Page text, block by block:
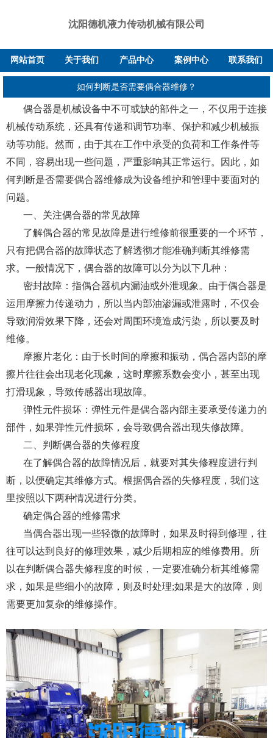
沈阳德机液力传动机械有限公司
网站首页 关于我们 产品中心 案例中心 联系我们
如何判断是否需要偶合器维修？
偶合器是机械设备中不可或缺的部件之一，不仅用于连接
机械传动系统，还具有传递和调节功率、保护和减少机械振
动等功能。然而，由于其在工作中承受的负荷和工作条件等
不同，容易出现一些问题，严重影响其正常运行。因此，如
何判断是否需要偶合器维修成为设备维护和管理中要面对的
问题。
一、关注偶合器的常见故障
了解偶合器的常见故障是进行维修前很重要的一个环节，
只有把偶合器的故障状态了解透彻才能准确判断其维修需
求。一般情况下，偶合器的故障可以分为以下几种：
密封故障：指偶合器机内漏油或外泄现象。由于偶合器是
运用摩擦力传递动力，所以当内部油渗漏或泄露时，不仅会
导致润滑效果下降，还会对周围环境造成污染，所以要及时
维修。
摩擦片老化：由于长时间的摩擦和振动，偶合器内部的摩
擦片往往会出现老化现象，这时摩擦系数会变小，甚至出现
打滑现象，导致传感器出现故障。
弹性元件损坏：弹性元件是偶合器内部主要承受传递力的
部件，如果弹性元件损坏，会导致偶合器出现失修故障。
二、判断偶合器的失修程度
在了解偶合器的故障情况后，就要对其失修程度进行判
断，以便确定其维修方式。根据偶合器的失修程度，我们这
里按照以下两种情况进行分类。
确定偶合器的维修需求
当偶合器出现一些轻微的故障时，如果及时得到修理，往
往可以达到良好的修理效果，减少后期相应的维修费用。所
以在判断偶合器失修程度的时候，一定要准确分析其维修需
求，如果是些细小的故障，则及时处理;如果是大的故障，则
需要更加复杂的维修操作。